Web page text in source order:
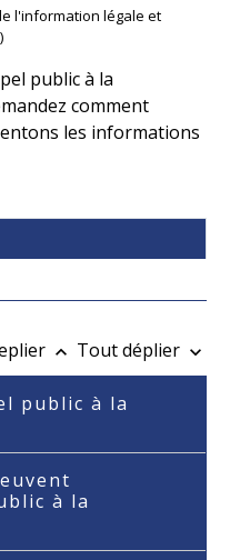
l'information légale et
public à la
comment
les informations
keyboard_arrow_up Tout déplier keyboard_arrow_down
public à la
à la